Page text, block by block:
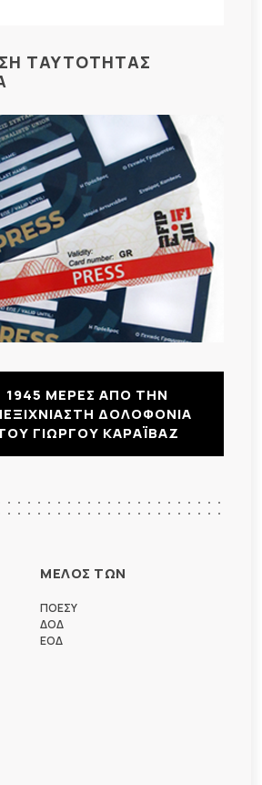
ΤΑΥΤΟΤΗΤΑΣ
1945 ΜΕΡΕΣ ΑΠΟ ΤΗΝ
ΔΟΛΟΦΟΝΙΑ
ΓΙΩΡΓΟΥ ΚΑΡΑΪΒΑΖ
ΜΕΛΟΣ ΤΩΝ
ΠΟΕΣΥ
ΔΟΔ
ΕΟΔ